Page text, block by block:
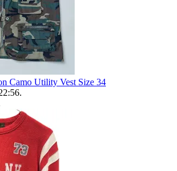
Camo Utility Vest Size 34
.